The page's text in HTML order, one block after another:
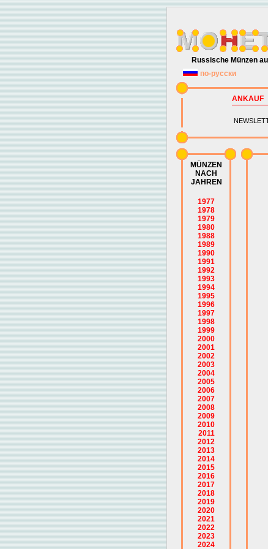
Russische Münzen
по-русски
ANKAUF
MÜNZEN
NACH
JAHREN
1977
1978
1979
1980
1988
1989
1990
1991
1992
1993
1994
1995
1996
1997
1998
1999
2000
2001
2002
2003
2004
2005
2006
2007
2008
2009
2010
2011
2012
2013
2014
2015
2016
2017
2018
2019
2020
2021
2022
2023
2024